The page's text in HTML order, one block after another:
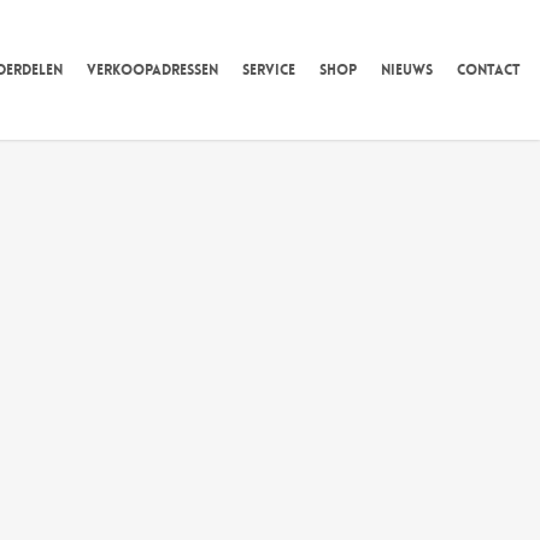
VERKOOPADRESSEN SERVICE SHOP NIEUWS CONTACT